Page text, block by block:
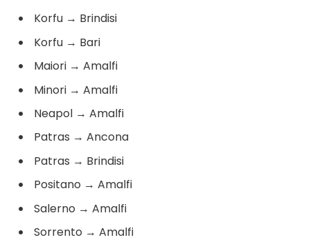
Korfu → Brindisi
Korfu → Bari
Maiori → Amalfi
Minori → Amalfi
Neapol → Amalfi
Patras → Ancona
Patras → Brindisi
Positano → Amalfi
Salerno → Amalfi
Sorrento → Amalfi